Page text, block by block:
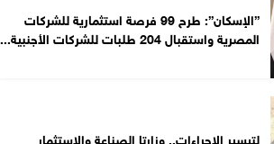
”الإسكان”: طرح 99 فرصة استثمارية للشركات
المصرية واستقبال 204 طلبات للشركات الأجنبية...
لتيسير الإجراءات.. وزارتا الصناعة والاستثمار